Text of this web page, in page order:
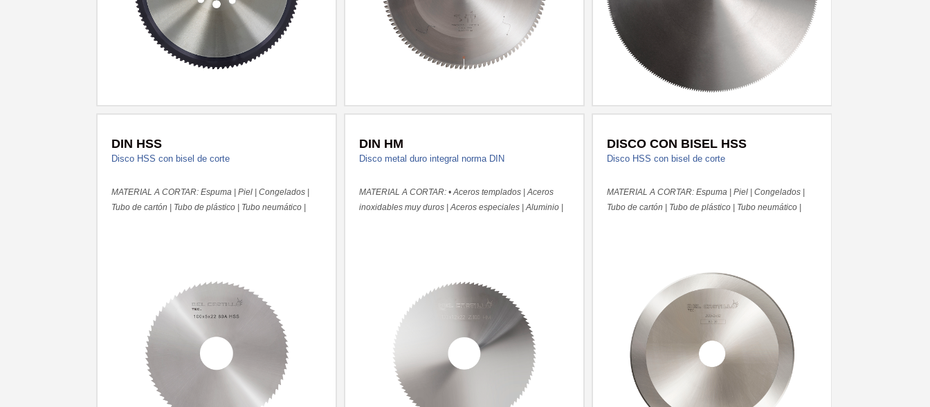
DIN HSS
Disco HSS con bisel de corte
MATERIAL A CORTAR: Espuma | Piel | Congelados |
Tubo de cartón | Tubo de plástico | Tubo neumático |
DIN HM
Disco metal duro integral norma DIN
MATERIAL A CORTAR: • Aceros templados | Aceros
inoxidables muy duros | Aceros especiales | Aluminio |
DISCO CON BISEL HSS
Disco HSS con bisel de corte
MATERIAL A CORTAR: Espuma | Piel | Congelados |
Tubo de cartón | Tubo de plástico | Tubo neumático |